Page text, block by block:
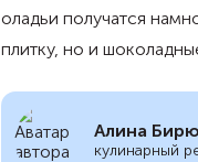
оладьи получатся
плитку, но и
Алина
кулинарный